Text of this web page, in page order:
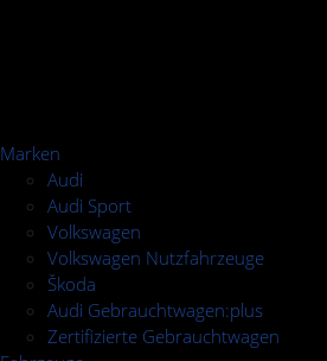
Marken
Audi
Audi Sport
Volkswagen
Volkswagen Nutzfahrzeuge
Škoda
Audi Gebrauchtwagen:plus
Zertifizierte Gebrauchtwagen